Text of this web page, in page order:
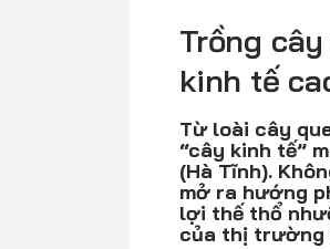
Trồng
kinh tế
Từ loài cây
“cây kinh tế”
(Hà Tĩnh).
mở ra hướng
lợi thế thổ
của thị trường